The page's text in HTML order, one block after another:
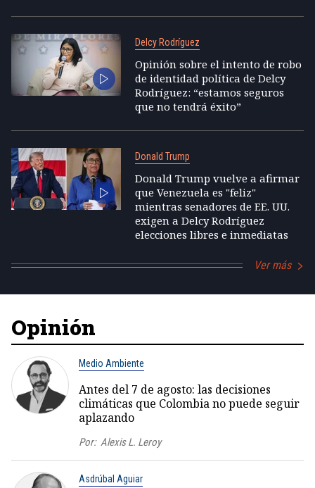
Delcy Rodríguez
Opinión sobre el intento de robo
de identidad política de Delcy
Rodríguez: “estamos seguros
que no tendrá éxito”
Donald Trump
Donald Trump vuelve a afirmar
que Venezuela es "feliz"
mientras senadores de EE. UU.
exigen a Delcy Rodríguez
elecciones libres e inmediatas
Ver más
Opinión
Medio Ambiente
Antes del 7 de agosto: las decisiones
climáticas que Colombia no puede seguir
aplazando
Por: Alexis L. Leroy
Asdrúbal Aguiar